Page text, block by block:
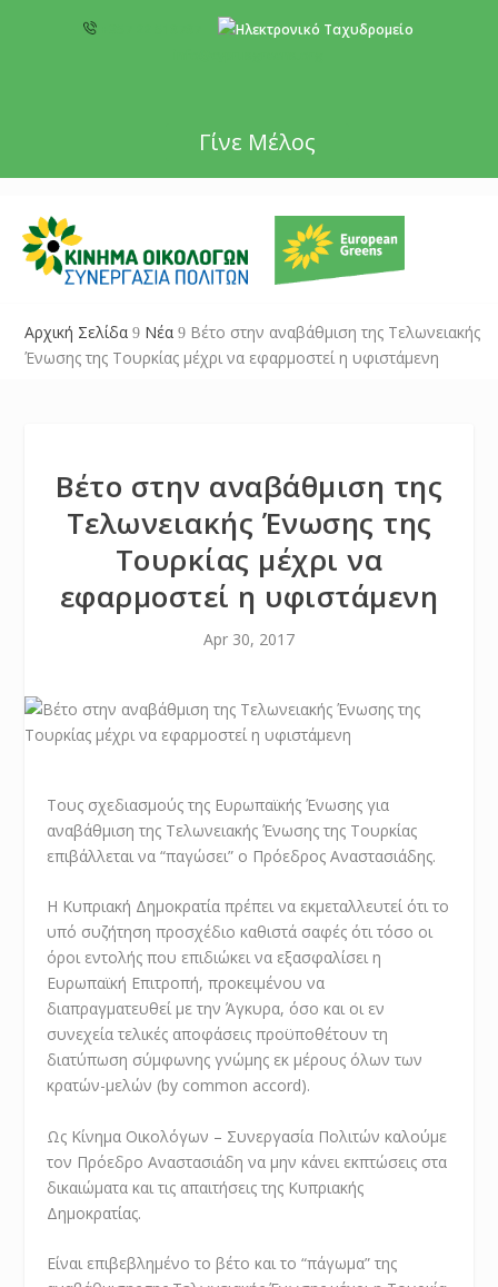
Γίνε Μέλος
Αρχική Σελίδα 9 Νέα 9 Βέτο στην αναβάθμιση της Τελωνειακής
Ένωσης της Τουρκίας μέχρι να εφαρμοστεί η υφιστάμενη
Βέτο στην αναβάθμιση της
Τελωνειακής Ένωσης της
Τουρκίας μέχρι να
εφαρμοστεί η υφιστάμενη
Apr 30, 2017
Τους σχεδιασμούς της Ευρωπαϊκής Ένωσης για
αναβάθμιση της Τελωνειακής Ένωσης της Τουρκίας
επιβάλλεται να “παγώσει” ο Πρόεδρος Αναστασιάδης.
Η Κυπριακή Δημοκρατία πρέπει να εκμεταλλευτεί ότι το
υπό συζήτηση προσχέδιο καθιστά σαφές ότι τόσο οι
όροι εντολής που επιδιώκει να εξασφαλίσει η
Ευρωπαϊκή Επιτροπή, προκειμένου να
διαπραγματευθεί με την Άγκυρα, όσο και οι εν
συνεχεία τελικές αποφάσεις προϋποθέτουν τη
διατύπωση σύμφωνης γνώμης εκ μέρους όλων των
κρατών-μελών (by common accord).
Ως Κίνημα Οικολόγων – Συνεργασία Πολιτών καλούμε
τον Πρόεδρο Αναστασιάδη να μην κάνει εκπτώσεις στα
δικαιώματα και τις απαιτήσεις της Κυπριακής
Δημοκρατίας.
Είναι επιβεβλημένο το βέτο και το “πάγωμα” της